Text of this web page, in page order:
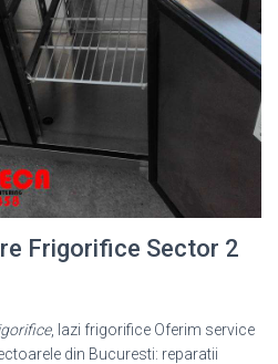
Frigorifice Sector 2
, lazi frigorifice Oferim service
din Bucuresti: reparatii